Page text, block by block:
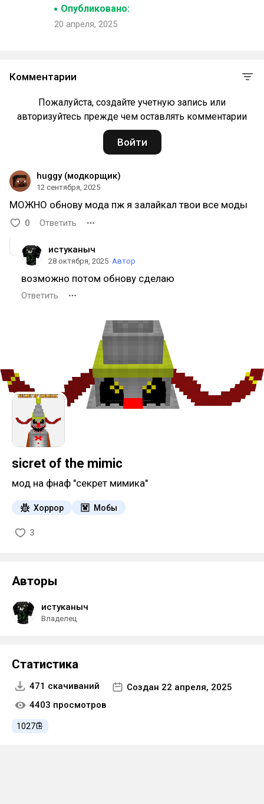
Опубликовано:
20 апреля, 2025
Комментарии
Пожалуйста, создайте учетную запись или
авторизуйтесь прежде чем оставлять комментарии
Войти
huggy (модкорщик)
12 сентября, 2025
МОЖНО обнову мода пж я залайкал твои все моды
0 Ответить
истуканыч
28 октября, 2025 Автор
возможно потом обнову сделаю
Ответить
sicret of the mimic
мод на фнаф "секрет мимика"
Хоррор Мобы
3
Авторы
истуканыч
Владелец
Статистика
471 скачиваний
Создан 22 апреля, 2025
4403 просмотров
1027